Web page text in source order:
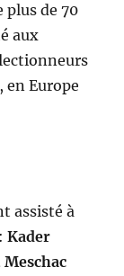
plus de 70
aux
en Europe
assisté à
Kader